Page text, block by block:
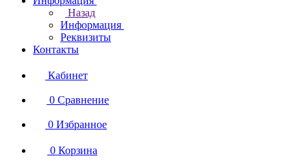
Назад
Информация
Реквизиты
Контакты
Кабинет
0 Сравнение
0 Избранное
0 Корзина